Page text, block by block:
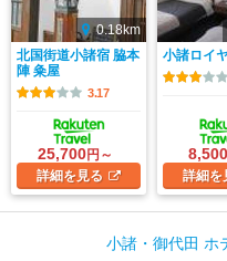
0.18km
北国街道小諸宿 脇本
陣 粂屋
3.17
25,700円～
詳細を見る
小諸ロイ
8,500
詳細を
小諸・御代田 ホ